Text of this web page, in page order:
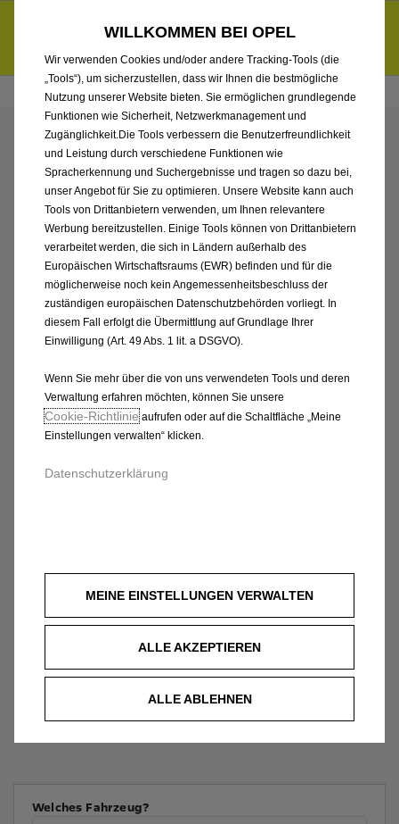
6.000 € staatliche Förderungsprämie für E-Autos und Plug-in-
Hybride. Mehr erfahren >>
ENTDECKEN SIE ALLE
ASTRA
VORFÜHRWAGEN MIT
DIESEL ANTRIEB VON
AUTO GERLACH
WESTERWALD GMBH
Welches Fahrzeug?
WILLKOMMEN BEI OPEL
Wir verwenden Cookies und/oder andere Tracking-Tools (die
„Tools“), um sicherzustellen, dass wir Ihnen die bestmögliche
Nutzung unserer Website bieten. Sie ermöglichen grundlegende
Funktionen wie Sicherheit, Netzwerkmanagement und
Zugänglichkeit.Die Tools verbessern die Benutzerfreundlichkeit
und Leistung durch verschiedene Funktionen wie
Spracherkennung und Suchergebnisse und tragen so dazu bei,
unser Angebot für Sie zu optimieren. Unsere Website kann auch
Tools von Drittanbietern verwenden, um Ihnen relevantere
Werbung bereitzustellen. Einige Tools können von Drittanbietern
verarbeitet werden, die sich in Ländern außerhalb des
Europäischen Wirtschaftsraums (EWR) befinden und für die
möglicherweise noch kein Angemessenheitsbeschluss der
zuständigen europäischen Datenschutzbehörden vorliegt. In
diesem Fall erfolgt die Übermittlung auf Grundlage Ihrer
Einwilligung (Art. 49 Abs. 1 lit. a DSGVO).
Wenn Sie mehr über die von uns verwendeten Tools und deren
Verwaltung erfahren möchten, können Sie unsere
Cookie‑Richtlinieaufrufen oder auf die Schaltfläche „Meine
Einstellungen verwalten“ klicken.
Datenschutzerklärung
MEINE EINSTELLUNGEN VERWALTEN
ALLE AKZEPTIEREN
ALLE ABLEHNEN